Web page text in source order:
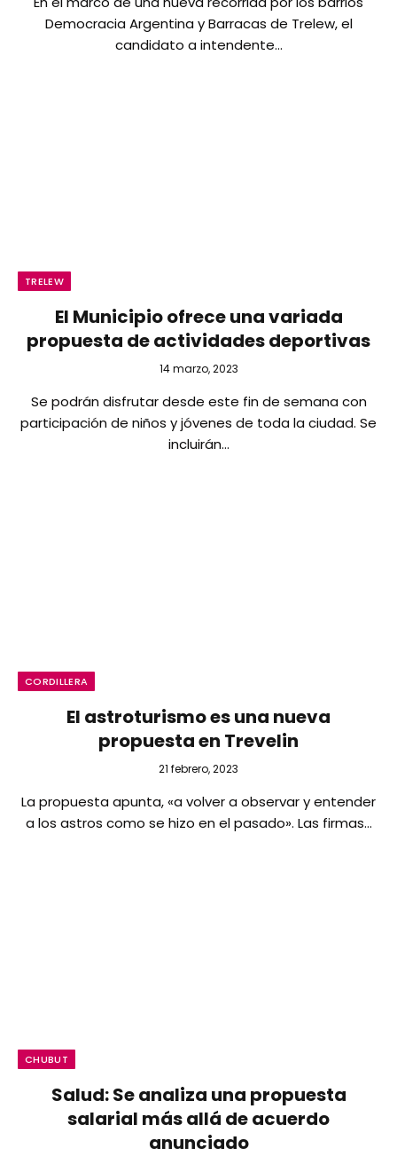
Democracia Argentina y Barracas de Trelew, el
candidato a intendente…
TRELEW
El Municipio ofrece una variada
propuesta de actividades deportivas
14 marzo, 2023
Se podrán disfrutar desde este fin de semana con
participación de niños y jóvenes de toda la ciudad. Se
incluirán…
CORDILLERA
El astroturismo es una nueva
propuesta en Trevelin
21 febrero, 2023
La propuesta apunta, «a volver a observar y entender
a los astros como se hizo en el pasado». Las firmas…
CHUBUT
Salud: Se analiza una propuesta
salarial más allá de acuerdo
anunciado